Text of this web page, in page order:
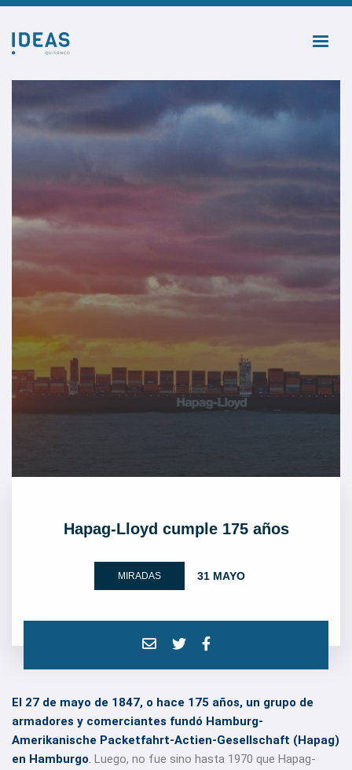
Hapag-Lloyd cumple 175 años
MIRADAS 31 MAYO
El 27 de mayo de 1847, o hace 175 años, un grupo de
armadores y comerciantes fundó Hamburg-
Amerikanische Packetfahrt-Actien-Gesellschaft (Hapag)
en Hamburgo. Luego, no fue sino hasta 1970 que Hapag-